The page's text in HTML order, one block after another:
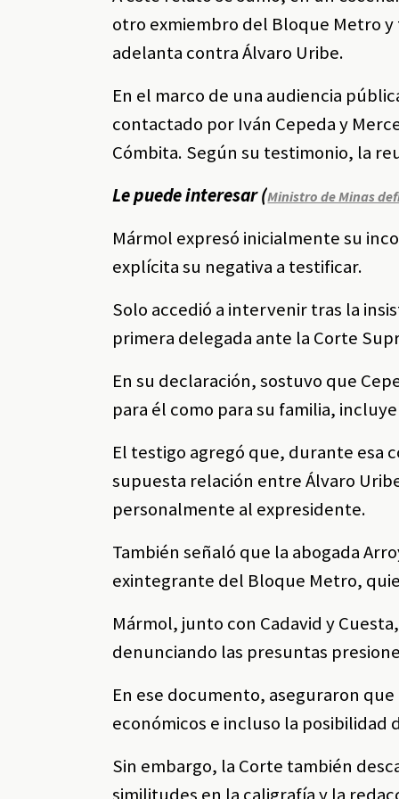
otro exmiembro del Bloque Metro
adelanta contra Álvaro Uribe.
En el marco de una audiencia
contactado por Iván Cepeda y
Cómbita. Según su testimonio, la
Le puede interesar (Ministro de Minas
Mármol expresó inicialmente su
explícita su negativa a testificar.
Solo accedió a intervenir tras la
primera delegada ante la Corte
En su declaración, sostuvo que
para él como para su familia,
El testigo agregó que, durante esa
supuesta relación entre Álvaro
personalmente al expresidente.
También señaló que la abogada
exintegrante del Bloque Metro,
Mármol, junto con Cadavid y
denunciando las presuntas
En ese documento, aseguraron
económicos e incluso la posibilidad
Sin embargo, la Corte también